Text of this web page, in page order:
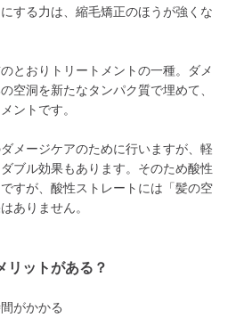
する力は、縮毛矯正のほうが強くな
とおりトリートメントの一種。ダメ
空洞を新たなタンパク質で埋めて、
ントです。
メージケアのために行いますが、軽
ブル効果もあります。そのため酸性
すが、酸性ストレートには「髪の空
ありません。
リットがある？
がかかる